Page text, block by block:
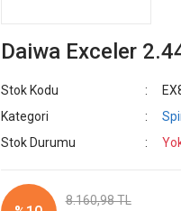
Daiwa Exceler
Stok Kodu
Kategori
Stok Durumu
8.160,98 TL